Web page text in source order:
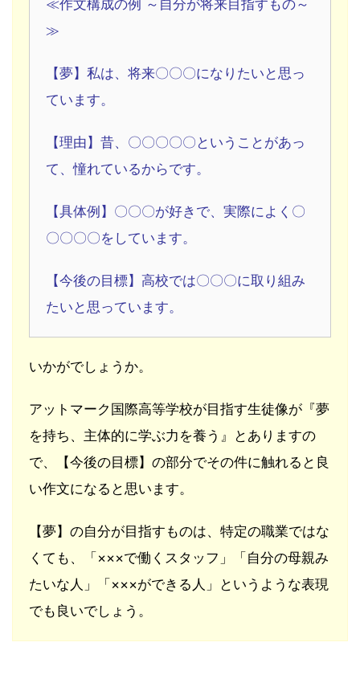
≪作文構成の例 ～自分が将来目指すもの～
≫
【夢】私は、将来〇〇〇になりたいと思っ
ています。
【理由】昔、〇〇〇〇〇ということがあっ
て、憧れているからです。
【具体例】〇〇〇が好きで、実際によく〇
〇〇〇〇をしています。
【今後の目標】高校では〇〇〇に取り組み
たいと思っています。
いかがでしょうか。
アットマーク国際高等学校が目指す生徒像が『夢
を持ち、主体的に学ぶ力を養う』とありますの
で、【今後の目標】の部分でその件に触れると良
い作文になると思います。
【夢】の自分が目指すものは、特定の職業ではな
くても、「×××で働くスタッフ」「自分の母親み
たいな人」「×××ができる人」というような表現
でも良いでしょう。